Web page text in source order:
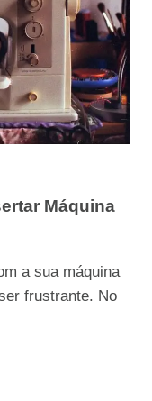
Máquina
a sua máquina
frustrante. No